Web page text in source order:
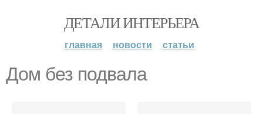
ДЕТАЛИ ИНТЕРЬЕРА
главная новости статьи
Дом без подвала